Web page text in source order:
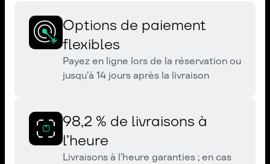
Options de paiement
flexibles
Payez en ligne lors de la réservation ou
jusqu’à 14 jours après la livraison
98,2 % de livraisons à
l’heure
Livraisons à l’heure garanties ; en cas